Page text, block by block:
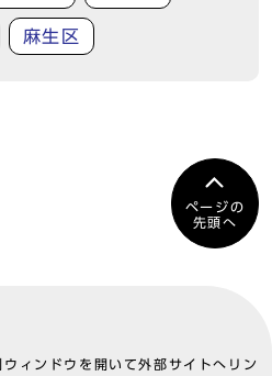
麻生区
ページの
先頭へ
ィンドウを開いて外部サイトへリン